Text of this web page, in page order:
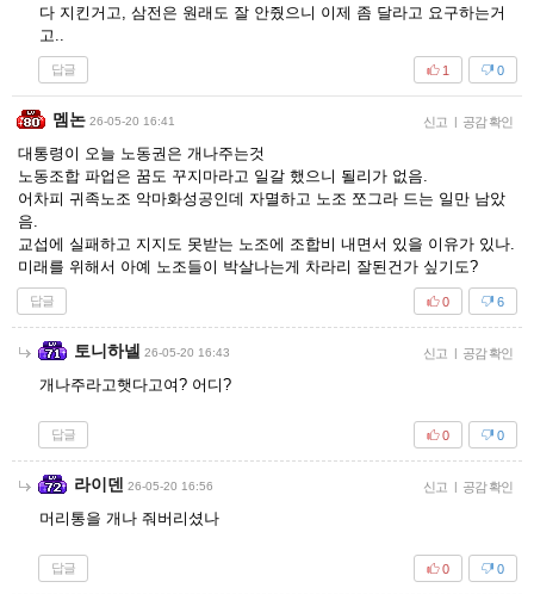
다 지킨거고, 삼전은 원래도 잘 안줬으니 이제 좀 달라고 요구하는거
고..
답글 0
1
멤논 26-05-20 16:41 신고 | 공감 확인
대통령이 오늘 노동권은 개나주는것
노동조합 파업은 꿈도 꾸지마라고 일갈 했으니 될리가 없음.
어차피 귀족노조 악마화성공인데 자멸하고 노조 쪼그라 드는 일만 남았
음.
교섭에 실패하고 지지도 못받는 노조에 조합비 내면서 있을 이유가 있나.
미래를 위해서 아예 노조들이 박살나는게 차라리 잘된건가 싶기도?
답글 6
0
토니하넬 26-05-20 16:43 신고 | 공감 확인
개나주라고햇다고여? 어디?
답글 0
0
라이덴 26-05-20 16:56 신고 | 공감 확인
머리통을 개나 줘버리셨나
답글 0
0